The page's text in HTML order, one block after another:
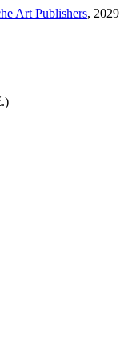
Art Publishers, 2029